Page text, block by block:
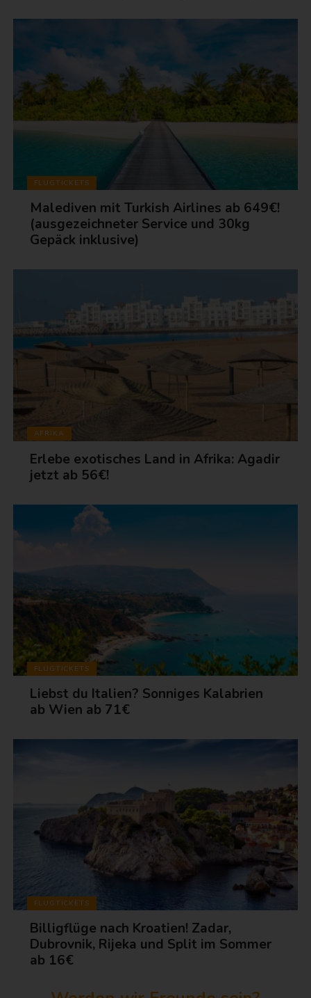
FLUGTICKETS
Malediven mit Turkish Airlines ab 649€!
(ausgezeichneter Service und 30kg
Gepäck inklusive)
AFRIKA
Erlebe exotisches Land in Afrika: Agadir
jetzt ab 56€!
FLUGTICKETS
Liebst du Italien? Sonniges Kalabrien
ab Wien ab 71€
FLUGTICKETS
Billigflüge nach Kroatien! Zadar,
Dubrovnik, Rijeka und Split im Sommer
ab 16€